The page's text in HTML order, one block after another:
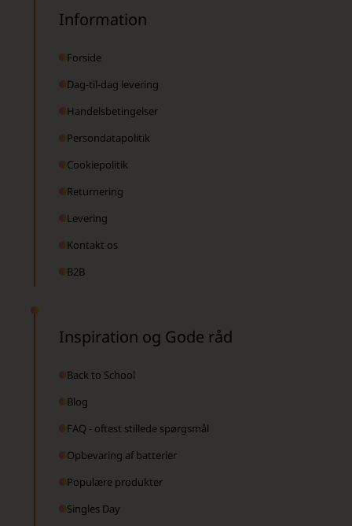
Information
Forside
Dag-til-dag levering
Handelsbetingelser
Persondatapolitik
Cookiepolitik
Returnering
Levering
Kontakt os
B2B
Inspiration og Gode råd
Back to School
Blog
FAQ - oftest stillede spørgsmål
Opbevaring af batterier
Populære produkter
Singles Day